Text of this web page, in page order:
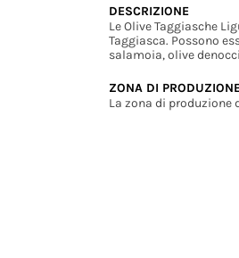
DESCRIZIONE
Le Olive Taggiasche
Taggiasca. Possono
salamoia, olive
ZONA DI
La zona di produzione